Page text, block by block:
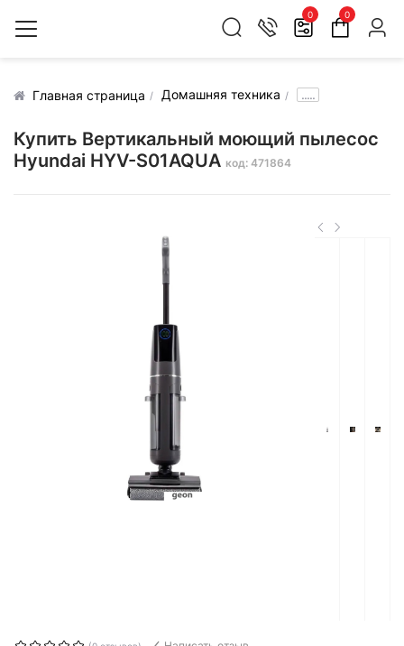
0 0
Главная страница Домашняя техника .....
Купить Вертикальный моющий пылесос
Hyundai HYV-S01AQUA код: 471864